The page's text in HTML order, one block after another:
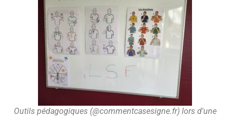
Outils pédagogiques (@commentcasesigne.fr) lors d'une